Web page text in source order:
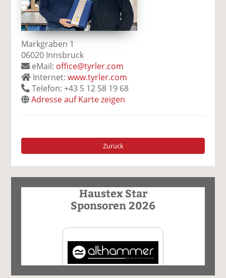
Markgraben 1
06020 Innsbruck
eMail: office@tyrler.com
Internet:www.tyrler.com
Telefon: +43 5 12 58 19 68
Adresse auf Karte zeigen
Zurück